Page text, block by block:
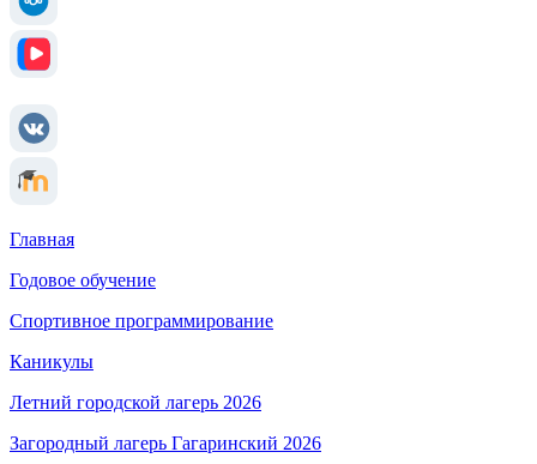
Главная
Годовое обучение
Спортивное программирование
Каникулы
Летний городской лагерь 2026
Загородный лагерь Гагаринский 2026